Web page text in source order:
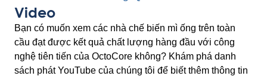
Video
Bạn có muốn xem các nhà chế biến mì ống trên toàn
cầu đạt được kết quả chất lượng hàng đầu với công
nghệ tiên tiến của OctoCore không? Khám phá danh
sách phát YouTube của chúng tôi để biết thêm thông tin